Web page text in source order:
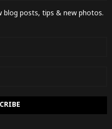
blog posts, tips & new photos.